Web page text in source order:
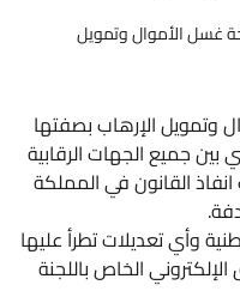
غسل الأموال وتمويل
وتمويل الإرهاب بصفتها
بين جميع الجهات الرقابية
القانون في المملكة
وأي تعديلات تطرأ عليها
الخاص باللجنة